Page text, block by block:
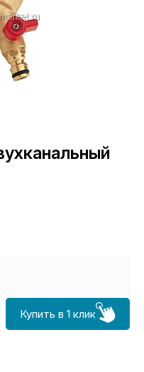
Купить в 1 клик